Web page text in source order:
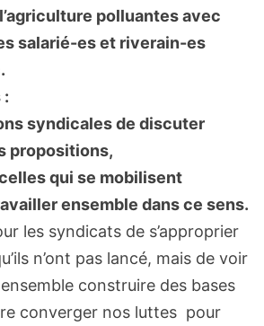
polluantes avec
salarié-es et riverain-es
:
syndicales de discuter
propositions,
qui se mobilisent
ensemble dans ce sens.
les syndicats de s’approprier
n’ont pas lancé, mais de voir
construire des bases
converger nos luttes pour